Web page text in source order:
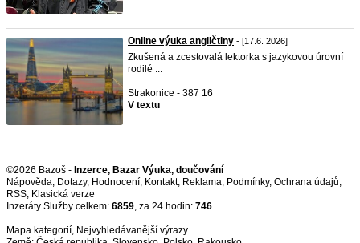
Online výuka angličtiny - [17.6. 2026]
Zkušená a zcestovalá lektorka s jazykovou úrovní
rodilé ...
Strakonice - 387 16
V textu
©2026 Bazoš - Inzerce, Bazar Výuka, doučování
Nápověda, Dotazy, Hodnocení, Kontakt, Reklama, Podmínky, Ochrana údajů,
RSS,
Inzeráty Služby celkem: 6859, za 24 hodin: 746
Mapa kategorií, Nejvyhledávanější výrazy